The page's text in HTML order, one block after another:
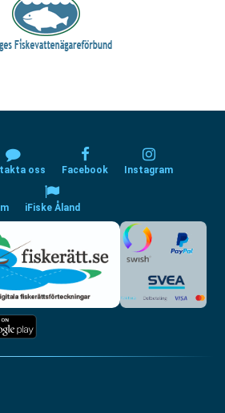
oss Facebook Instagram
iFiske Åland